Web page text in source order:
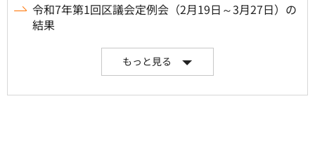
令和7年第1回区議会定例会（2月19日～3月27日）の
結果
もっと見る